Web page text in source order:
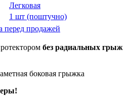
Легковая
1 шт (поштучно)
перед продажей
без радиальных грыж
боковая грыжка